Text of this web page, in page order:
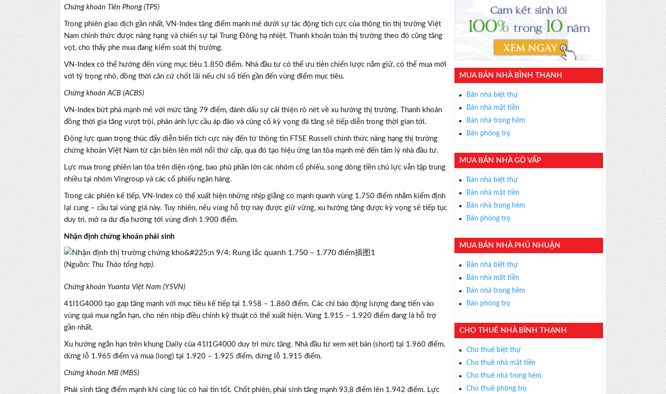
TƯ VẤN MIỄN PHÍ ×
Chứng khoán Tiên Phong (TPS)
Trong phiên giao dịch gần nhất, VN-Index tăng điểm mạnh mẽ dưới sự tác động tích cực của thông tin thị trường Việt
Nam chính thức được nâng hạng và chiến sự tại Trung Đông hạ nhiệt. Thanh khoản toàn thị trường theo đó cũng tăng
vọt, cho thấy phe mua đang kiểm soát thị trường.
VN-Index có thể hướng đến vùng mục tiêu 1.850 điểm. Nhà đầu tư có thể ưu tiên chiến lược nắm giữ, có thể mua mới
với tỷ trọng nhỏ, đồng thời căn cứ chốt lãi nếu chỉ số tiến gần đến vùng điểm mục tiêu.
Chứng khoán ACB (ACBS)
VN-Index bứt phá mạnh mẽ với mức tăng 79 điểm, đánh dấu sự cải thiện rõ nét về xu hướng thị trường. Thanh khoản
đồng thời gia tăng vượt trội, phản ánh lực cầu áp đảo và củng cố kỳ vọng đà tăng sẽ tiếp diễn trong thời gian tới.
Động lực quan trọng thúc đẩy diễn biến tích cực này đến từ thông tin FTSE Russell chính thức nâng hạng thị trường
chứng khoán Việt Nam từ cận biên lên mới nổi thứ cấp, qua đó tạo hiệu ứng lan tỏa mạnh mẽ đến tâm lý nhà đầu tư.
Lực mua trong phiên lan tỏa trên diện rộng, bao phủ phần lớn các nhóm cổ phiếu, song dòng tiền chủ lực vẫn tập trung
nhiều tại nhóm Vingroup và các cổ phiếu ngân hàng.
Trong các phiên kế tiếp, VN-Index có thể xuất hiện những nhịp giằng co mạnh quanh vùng 1.750 điểm nhằm kiểm định
lại cung – cầu tại vùng giá này. Tuy nhiên, nếu vùng hỗ trợ này được giữ vững, xu hướng tăng được kỳ vọng sẽ tiếp tục
duy trì, mở ra dư địa hướng tới vùng đỉnh 1.900 điểm.
Nhận định chứng khoán phái sinh
(Nguồn: Thu Thảo tổng hợp).
Chứng khoán Yuanta Việt Nam (YSVN)
41I1G4000 tạo gap tăng mạnh với mục tiêu kế tiếp tại 1.958 – 1.860 điểm. Các chỉ báo động lượng đang tiến vào
vùng quá mua ngắn hạn, cho nên nhịp điều chỉnh kỹ thuật có thể xuất hiện. Vùng 1.915 – 1.920 điểm đang là hỗ trợ
gần nhất.
Xu hướng ngắn hạn trên khung Daily của 41I1G4000 duy trì mức tăng. Nhà đầu tư xem xét bán (short) tại 1.960 điểm,
dừng lỗ 1.965 điểm và mua (long) tại 1.920 – 1.925 điểm, dừng lỗ 1.915 điểm.
Chứng khoán MB (MBS)
Phái sinh tăng điểm mạnh khi cùng lúc có hai tin tốt. Chốt phiên, phái sinh tăng mạnh 93,8 điểm lên 1.942 điểm. Lực
MUA BÁN NHÀ BÌNH THẠNH
Bán nhà biệt thự
Bán nhà mặt tiền
Bán nhà trong hẻm
Bán phòng trọ
MUA BÁN NHÀ GÒ VẤP
Bán nhà biệt thự
Bán nhà mặt tiền
Bán nhà trong hẻm
Bán phòng trọ
MUA BÁN NHÀ PHÚ NHUẬN
Bán nhà biệt thự
Bán nhà mặt tiền
Bán nhà trong hẻm
Bán phòng trọ
CHO THUÊ NHÀ BÌNH THẠNH
Cho thuê biệt thự
Cho thuê nhà mặt tiền
Cho thuê nhà trong hẻm
Cho thuê phòng trọ